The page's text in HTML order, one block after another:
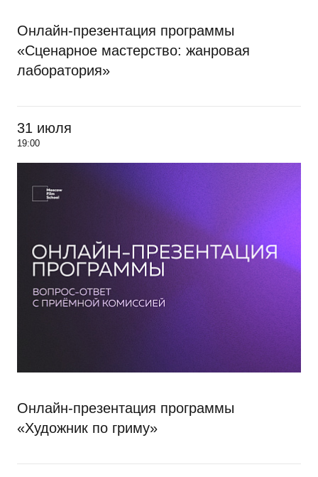
Онлайн-презентация программы
«Сценарное мастерство: жанровая
лаборатория»
31 июля
19:00
Онлайн-презентация программы
«Художник по гриму»